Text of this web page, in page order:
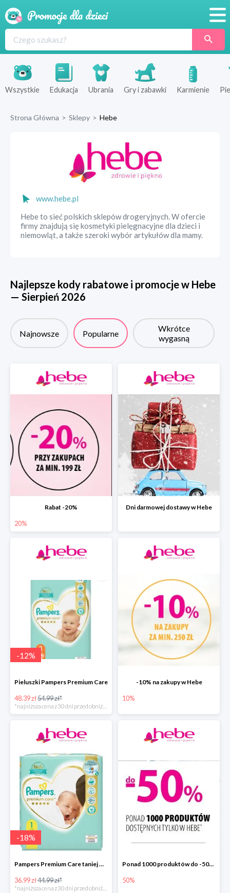
Produkty
Sklepy
Wszystkie Edukacja Ubrania Gry i zabawki Karmienie
Strona Główna > Sklepy > Hebe
www.hebe.pl
Hebe to sieć polskich sklepów drogeryjnych. W ofercie
firmy znajdują się kosmetyki pielęgnacyjne dla dzieci i
niemowląt, a także szeroki wybór artykułów dla mamy.
Najlepsze kody rabatowe i promocje w Hebe
— Sierpień 2026
Najnowsze Popularne
Wkrótce
wygasną
Rabat -20%
20%
Dni darmowej dostawy w Hebe
-12%
Pieluszki Pampers Premium Care
48.39 zł54.99 zł*
-10% na zakupy w Hebe
10%
-18%
Pampers Premium Care taniej w hebe.pl
36.99 zł44.99 zł*
*najniższa cena z 30 dni przed obniżką
Ponad 1000 produktów do -50% taniej
50%